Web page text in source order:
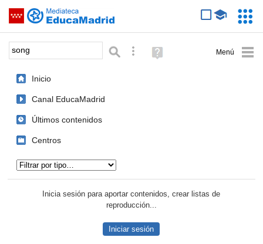
Saltar navegación
Palabra o frase: Búsqueda avanzada
Ayuda
(en
Inicio
Canal EducaMadrid
Últimos contenidos
Centros
Inicia sesión para aportar contenidos, crear listas de
reproducción...
Iniciar sesión